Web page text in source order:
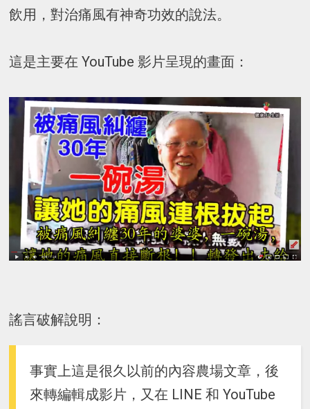
飲用，對治痛風有神奇功效的說法。
這是主要在 YouTube 影片呈現的畫面：
謠言破解說明：
事實上這是很久以前的內容農場文章，後
來轉編輯成影片，又在 LINE 和 YouTube